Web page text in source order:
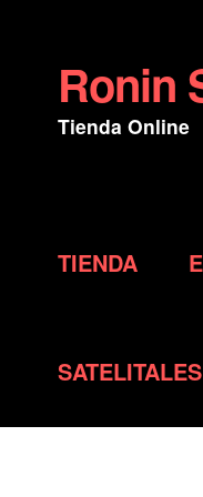
Ir
a
la
Ir
al
contenido
Ronin
Tienda Online
TIENDA
SATELITALES